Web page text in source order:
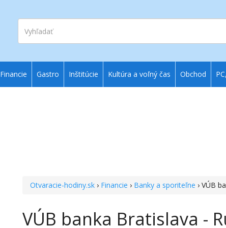
Vyhľadať
Otvaracie-hodiny.sk › Financie › Banky a sporiteľne › VÚB
VÚB banka Bratislava -
Financie Gastro Inštitúcie Kultúra a voľný čas Obchod